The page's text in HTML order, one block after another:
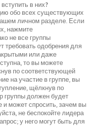
в них?
обо всех существующих
личном разделе. Если
нажмите
не все группы
требовать одобрения для
или даже
то вы можете
по соответствующей
на участие в группе, вы
щёлкнув по
группы должен будет
и может спросить, зачем вы
не беспокойте лидера
у него могут быть для